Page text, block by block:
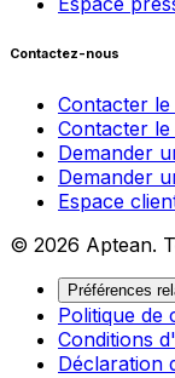
Contactez-nous
Contacter
Contacter
Demander
Demander
Espace
© 2026 Aptean.
Préférences
Politique de
Conditions
Déclaration